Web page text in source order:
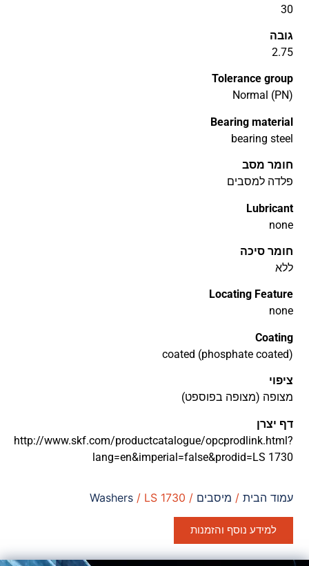
30
גובה
2.75
Tolerance group
Normal (PN)
Bearing material
bearing steel
חומר מסב
פלדה למסבים
Lubricant
none
חומר סיכה
ללא
Locating Feature
none
Coating
coated (phosphate coated)
ציפוי
מצופה (מצופה בפוספט)
דף יצרן
http://www.skf.com/productcatalogue/opcprodlink.html?
lang=en&imperial=false&prodid=LS 1730
עמוד הבית / מיסבים /
Washers/ LS 1730
למידע נוסף והזמנות